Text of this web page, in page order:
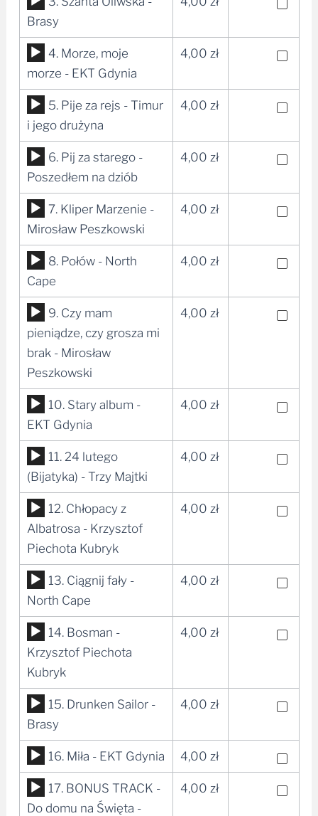
plików
dźwiękowych
Brasy
Odtwarzacz
plików
dźwiękowych
4. Morze, moje
morze - EKT Gdynia
4,00 zł
Odtwarzacz
plików
dźwiękowych
5. Pije za rejs - Timur
i jego drużyna
4,00 zł
Odtwarzacz
plików
dźwiękowych
6. Pij za starego -
Poszedłem na dziób
4,00 zł
Odtwarzacz
plików
dźwiękowych
7. Kliper Marzenie -
Mirosław Peszkowski
4,00 zł
Odtwarzacz
plików
dźwiękowych
8. Połów - North
Cape
4,00 zł
Odtwarzacz
plików
dźwiękowych
9. Czy mam
pieniądze, czy grosza mi
brak - Mirosław
Peszkowski
4,00 zł
Odtwarzacz
plików
dźwiękowych
10. Stary album -
EKT Gdynia
4,00 zł
Odtwarzacz
plików
dźwiękowych
11. 24 lutego
(Bijatyka) - Trzy Majtki
4,00 zł
Odtwarzacz
plików
dźwiękowych
12. Chłopacy z
Albatrosa - Krzysztof
Piechota Kubryk
4,00 zł
Odtwarzacz
plików
dźwiękowych
13. Ciągnij fały -
North Cape
4,00 zł
Odtwarzacz
plików
dźwiękowych
14. Bosman -
Krzysztof Piechota
Kubryk
4,00 zł
Odtwarzacz
plików
dźwiękowych
15. Drunken Sailor -
Brasy
4,00 zł
Odtwarzacz
plików
dźwiękowych
16. Miła - EKT Gdynia 4,00 zł
Odtwarzacz
plików
17. BONUS TRACK -
Do domu na Święta -
4,00 zł